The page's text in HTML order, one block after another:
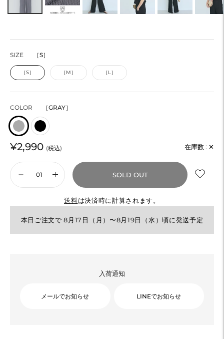
COLOR ［GRAY］
SIZE ［S］
［S］ ［M］ ［L］
¥2,990 (税込) 在庫数 : ✕
SOLD OUT
送料は決済時に計算されます。
本日ご注文で 8月17日（月）〜8月19日（水）頃に発送予定
入荷通知
メールでお知らせ LINEでお知らせ